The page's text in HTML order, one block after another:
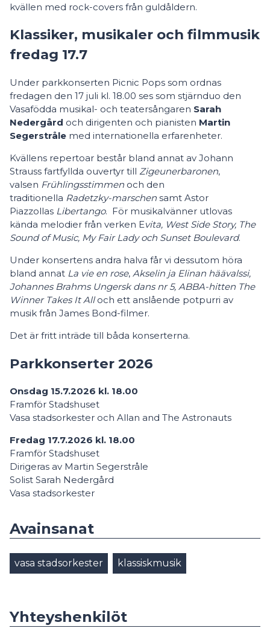
kvällen med rock-covers från guldåldern.
Klassiker, musikaler och filmmusik
fredag 17.7
Under parkkonserten Picnic Pops som ordnas
fredagen den 17 juli kl. 18.00 ses som stjärnduo den
Vasafödda musikal- och teatersångaren Sarah
Nedergård och dirigenten och pianisten Martin
Segerstråle med internationella erfarenheter.
Kvällens repertoar består bland annat av Johann
Strauss fartfyllda ouvertyr till Zigeunerbaronen,
valsen Frühlingsstimmen och den
traditionella Radetzky-marschen samt Astor
Piazzollas Libertango. För musikalvänner utlovas
kända melodier från verken Evita, West Side Story, The
Sound of Music, My Fair Lady och Sunset Boulevard.
Under konsertens andra halva får vi dessutom höra
bland annat La vie en rose, Akselin ja Elinan häävalssi,
Johannes Brahms Ungersk dans nr 5, ABBA-hitten The
Winner Takes It Alloch ett anslående potpurri av
musik från James Bond-filmer.
Det är fritt inträde till båda konserterna.
Parkkonserter 2026
Onsdag 15.7.2026 kl. 18.00
Framför Stadshuset
Vasa stadsorkester och Allan and The Astronauts
Fredag 17.7.2026 kl. 18.00
Framför Stadshuset
Dirigeras av Martin Segerstråle
Solist Sarah Nedergård
Vasa stadsorkester
Avainsanat
vasa stadsorkester klassiskmusik
Yhteyshenkilöt